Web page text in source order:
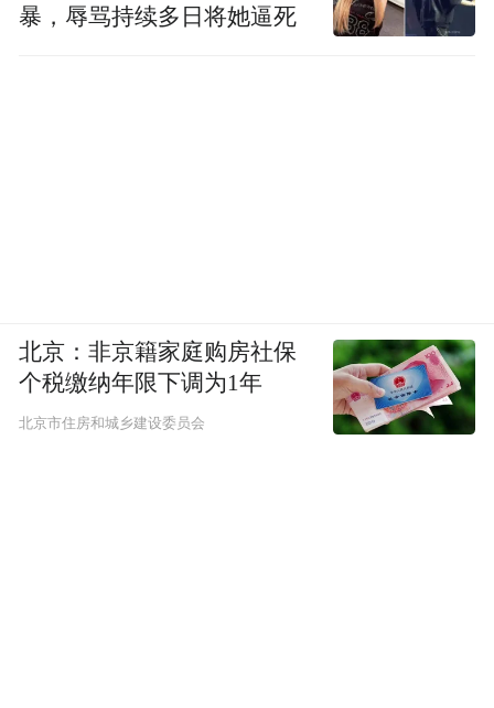
暴，辱骂持续多日将她逼死
北京：非京籍家庭购房社保
个税缴纳年限下调为1年
北京市住房和城乡建设委员会